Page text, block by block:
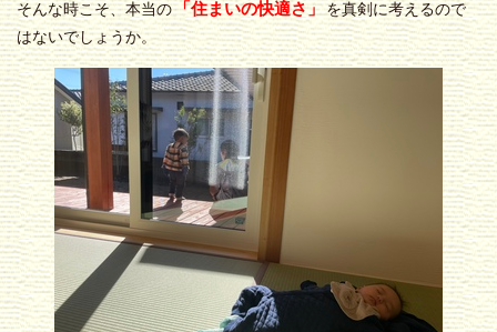
そんな時こそ、本当の「住まいの快適さ」を真剣に考えるので
はないでしょうか。